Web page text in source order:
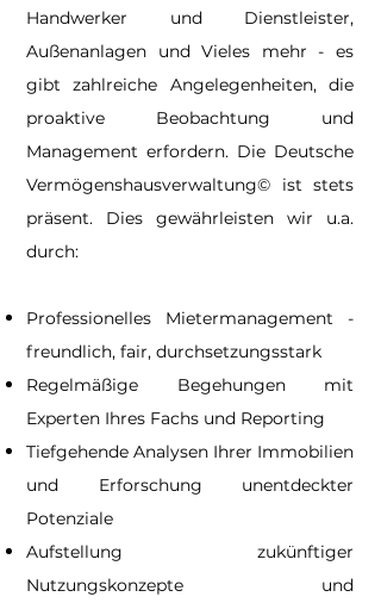
Handwerker und Dienstleister,
Außenanlagen und Vieles mehr - es
gibt zahlreiche Angelegenheiten, die
proaktive Beobachtung und
Management erfordern. Die Deutsche
Vermögenshausverwaltung© ist stets
präsent. Dies gewährleisten wir u.a.
durch:
Professionelles Mietermanagement -
freundlich, fair, durchsetzungsstark
Regelmäßige Begehungen mit
Experten Ihres Fachs und Reporting
Tiefgehende Analysen Ihrer Immobilien
und Erforschung unentdeckter
Potenziale
Aufstellung zukünftiger
Nutzungskonzepte und